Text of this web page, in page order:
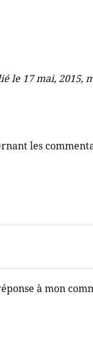
le 17 mai, 2015,
les
à mon